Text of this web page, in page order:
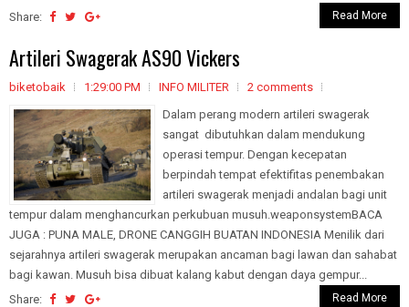
Share:
Read More
Artileri Swagerak AS90 Vickers
biketobaik 1:29:00 PM INFO MILITER
2 comments
Dalam perang modern artileri swagerak
sangat dibutuhkan dalam mendukung
operasi tempur. Dengan kecepatan
berpindah tempat efektifitas penembakan
artileri swagerak menjadi andalan bagi unit
tempur dalam menghancurkan perkubuan musuh.weaponsystemBACA
JUGA : PUNA MALE, DRONE CANGGIH BUATAN INDONESIA Menilik dari
sejarahnya artileri swagerak merupakan ancaman bagi lawan dan sahabat
bagi kawan. Musuh bisa dibuat kalang kabut dengan daya gempur...
Share:
Read More